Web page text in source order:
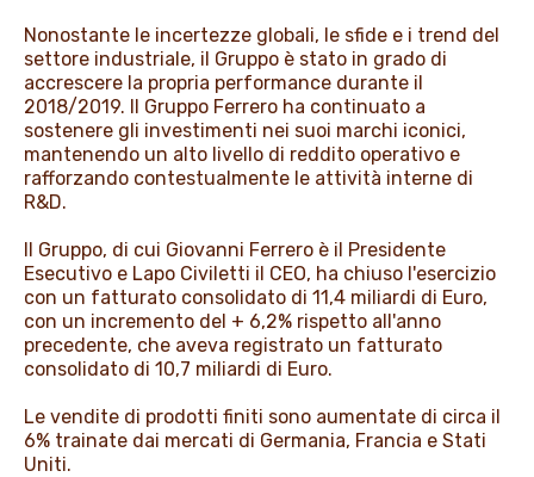
Nonostante le incertezze globali, le sfide e i trend del
settore industriale, il Gruppo è stato in grado di
accrescere la propria performance durante il
2018/2019. Il Gruppo Ferrero ha continuato a
sostenere gli investimenti nei suoi marchi iconici,
mantenendo un alto livello di reddito operativo e
rafforzando contestualmente le attività interne di
R&D.
Il Gruppo, di cui Giovanni Ferrero è il Presidente
Esecutivo e Lapo Civiletti il CEO, ha chiuso l'esercizio
con un fatturato consolidato di 11,4 miliardi di Euro,
con un incremento del + 6,2% rispetto all'anno
precedente, che aveva registrato un fatturato
consolidato di 10,7 miliardi di Euro.
Le vendite di prodotti finiti sono aumentate di circa il
6% trainate dai mercati di Germania, Francia e Stati
Uniti.